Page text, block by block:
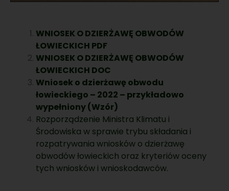
WNIOSEK O DZIERŻAWĘ OBWODÓW
ŁOWIECKICH PDF
WNIOSEK O DZIERŻAWĘ OBWODÓW
ŁOWIECKICH DOC
Wniosek o dzierżawę obwodu
łowieckiego – 2022 – przykładowo
wypełniony (Wzór)
Rozporządzenie Ministra Klimatu i
Środowiska w sprawie trybu składania i
rozpatrywania wniosków o dzierżawę
obwodów łowieckich oraz kryteriów oceny
tych wniosków i wnioskodawców.